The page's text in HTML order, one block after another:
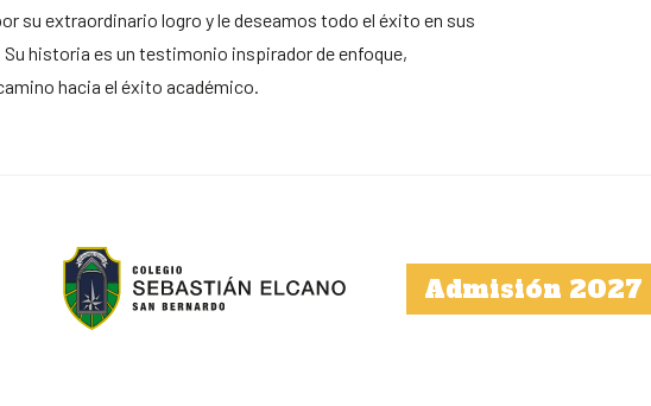
su extraordinario logro y le deseamos todo el éxito en sus
historia es un testimonio inspirador de enfoque,
hacia el éxito académico.
Admisión 2027